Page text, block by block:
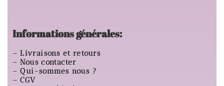
Informations générales:
–Livraisons et retours
–Nous contacter
–Qui-sommes nous ?
–CGV